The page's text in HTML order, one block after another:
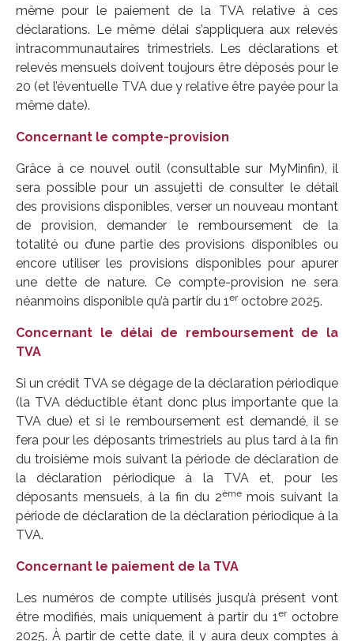
même pour le paiement de la TVA relative à ces
déclarations. Le même délai s’appliquera aux relevés
intracommunautaires trimestriels. Les déclarations et
relevés mensuels doivent toujours être déposés pour le
20 (et l’éventuelle TVA due y relative être payée pour la
même date).
Concernant le compte-provision
Grâce à ce nouvel outil (consultable sur MyMinfin), il
sera possible pour un assujetti de consulter le détail
des provisions disponibles, verser un nouveau montant
de provision, demander le remboursement de la
totalité ou d’une partie des provisions disponibles ou
encore utiliser les provisions disponibles pour apurer
une dette de nature. Ce compte-provision ne sera
néanmoins disponible qu’à partir du 1eroctobre 2025.
Concernant le délai de remboursement de la
TVA
Si un crédit TVA se dégage de la déclaration périodique
(la TVA déductible étant donc plus importante que la
TVA due) et si le remboursement est demandé, il se
fera pour les déposants trimestriels au plus tard à la fin
du troisième mois suivant la période de déclaration de
la déclaration périodique à la TVA et, pour les
déposants mensuels, à la fin du 2èmemois suivant la
période de déclaration de la déclaration périodique à la
TVA.
Concernant le paiement de la TVA
Les numéros de compte utilisés jusqu’à présent vont
être modifiés, mais uniquement à partir du 1eroctobre
2025. À partir de cette date, il y aura deux comptes à